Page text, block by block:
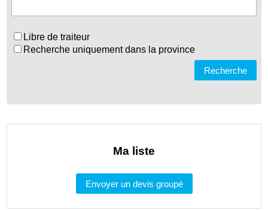
Libre de traiteur
Recherche uniquement dans la province
Recherche
Ma liste
Envoyer un devis groupé